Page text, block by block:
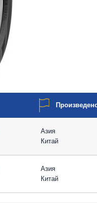
Азия
Китай
Азия
Китай